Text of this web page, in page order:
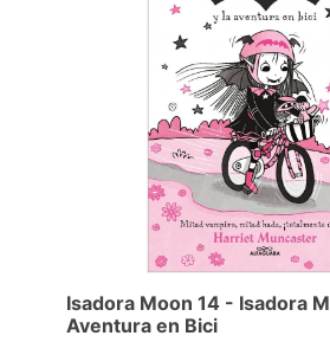
Isadora Moon 14 - Isadora
Aventura en Bici